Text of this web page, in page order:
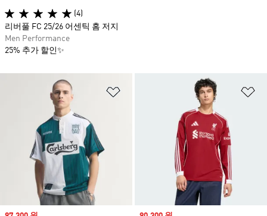
(4)
리버풀 FC 25/26 어센틱 홈 저지
Men Performance
25% 추가 할인✨